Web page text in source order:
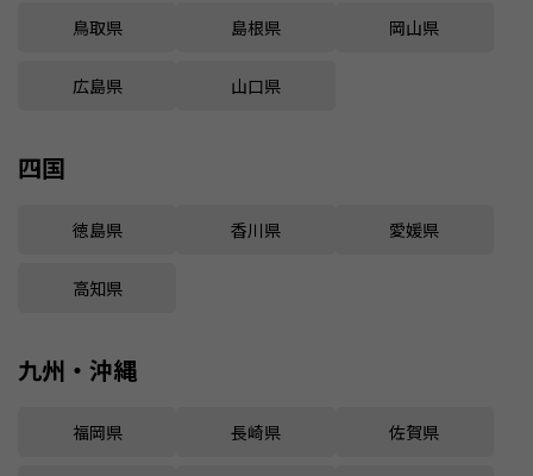
鳥取県 島根県 岡山県
広島県 山口県
四国
徳島県 香川県 愛媛県
高知県
九州・沖縄
福岡県 長崎県 佐賀県